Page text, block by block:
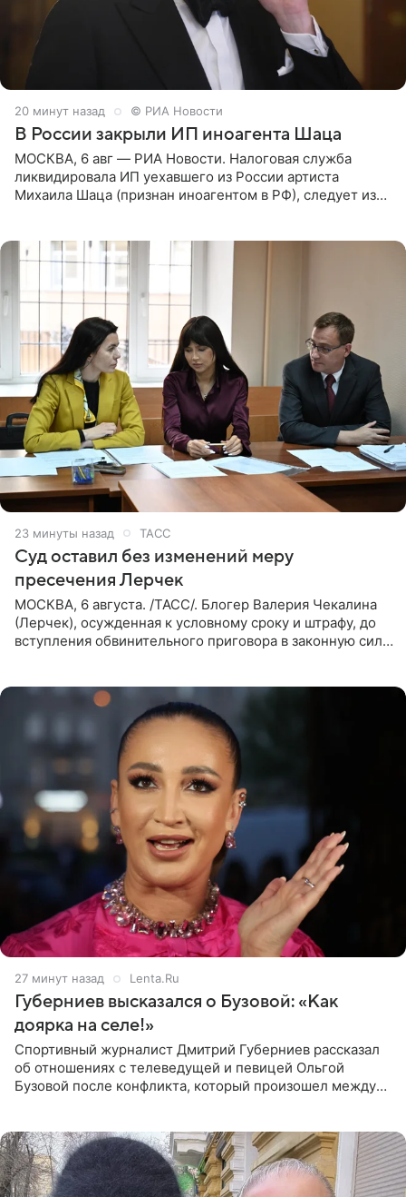
20 минут назад © РИА Новости
В России закрыли ИП иноагента Шаца
МОСКВА, 6 авг — РИА Новости. Налоговая служба
ликвидировала ИП уехавшего из России артиста
Михаила Шаца (признан иноагентом в РФ), следует из
23 минуты назад ТАСС
Суд оставил без изменений меру
пресечения Лерчек
МОСКВА, 6 августа. /ТАСС/. Блогер Валерия Чекалина
(Лерчек), осужденная к условному сроку и штрафу, до
вступления обвинительного приговора в законную силу
27 минут назад Lenta.Ru
Губерниев высказался о Бузовой: «Как
доярка на селе!»
Спортивный журналист Дмитрий Губерниев рассказал
об отношениях с телеведущей и певицей Ольгой
Бузовой после конфликта, который произошел между